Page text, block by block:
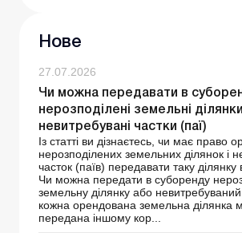
Нове
27.07.2026
Чи можна передавати в
нерозподілені земельні
невитребувані частки (паї)
Із статті ви дізнаєтесь, чи має право
нерозподілених земельних ділянок і
часток (паїв) передавати таку ділянку
Чи можна передати в суборенду
земельну ділянку або
кожна орендована земельна ділянка
передана іншому кор...